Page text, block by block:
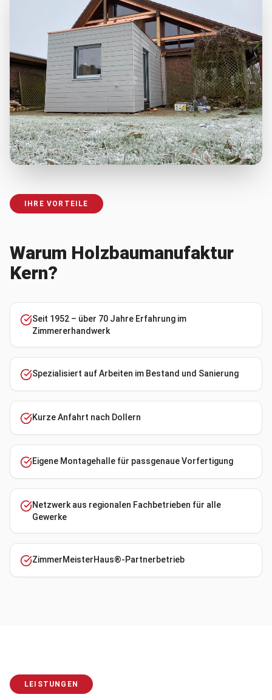
IHRE VORTEILE
Warum Holzbaumanufaktur
Kern?
Seit 1952 – über 70 Jahre Erfahrung im
Zimmererhandwerk
Spezialisiert auf Arbeiten im Bestand und Sanierung
Kurze Anfahrt nach Dollern
Eigene Montagehalle für passgenaue Vorfertigung
Netzwerk aus regionalen Fachbetrieben für alle
Gewerke
ZimmerMeisterHaus®-Partnerbetrieb
LEISTUNGEN